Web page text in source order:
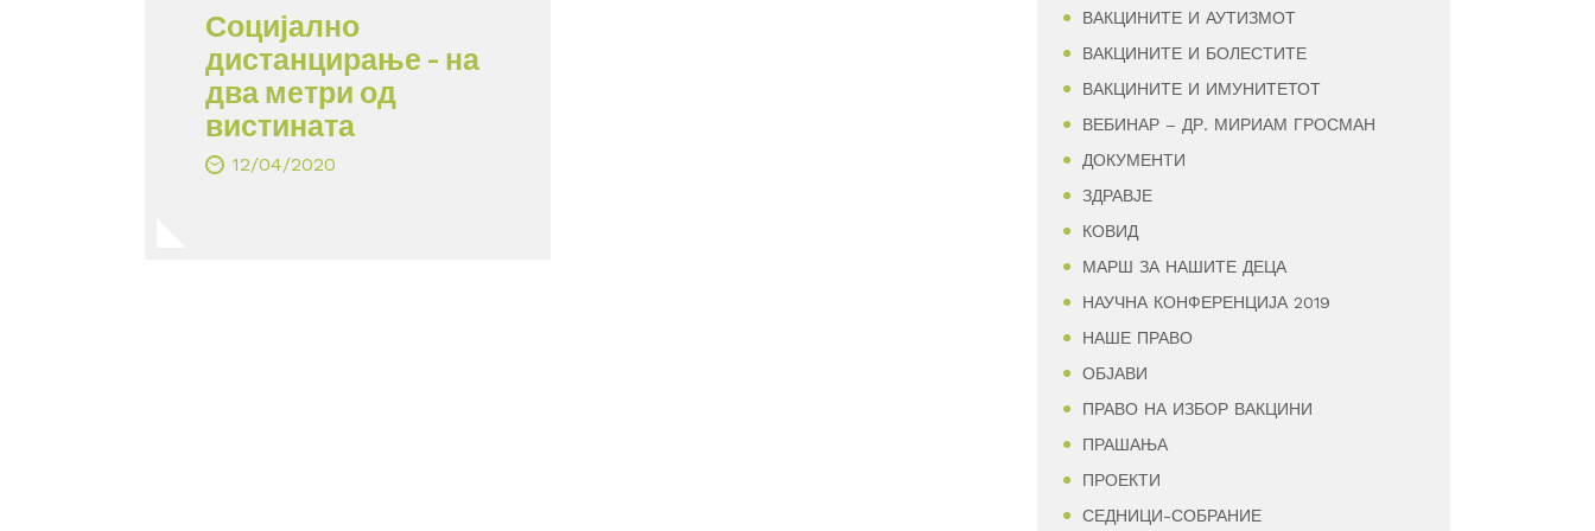
Социјално
дистанцирање – на
два метри од
вистината
12/04/2020
ВАКЦИНИТЕ И АУТИЗМОТ
ВАКЦИНИТЕ И БОЛЕСТИТЕ
ВАКЦИНИТЕ И ИМУНИТЕТОТ
ВЕБИНАР – ДР. МИРИАМ ГРОСМАН
ДОКУМЕНТИ
ЗДРАВЈЕ
КОВИД
МАРШ ЗА НАШИТЕ ДЕЦА
НАУЧНА КОНФЕРЕНЦИЈА 2019
НАШЕ ПРАВО
ОБЈАВИ
ПРАВО НА ИЗБОР ВАКЦИНИ
ПРАШАЊА
ПРОЕКТИ
СЕДНИЦИ-СОБРАНИЕ